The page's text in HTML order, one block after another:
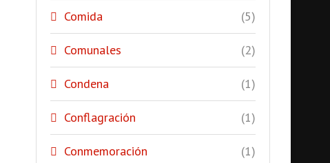
Comida (5)
Comunales (2)
Condena (1)
Conflagración (1)
Conmemoración (1)